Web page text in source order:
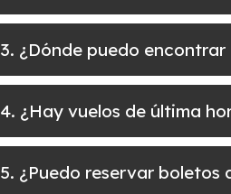
3. ¿Dónde puedo
4. ¿Hay vuelos de última
5. ¿Puedo reservar